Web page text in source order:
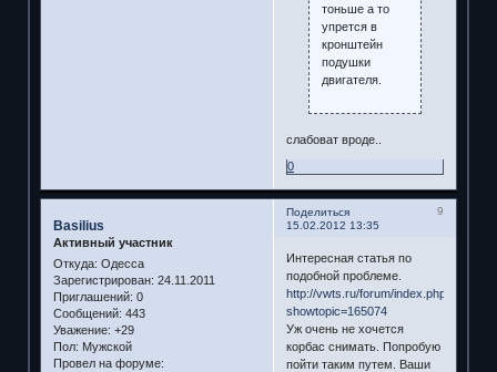
тоньше а то
упрется в
кронштейн
подушки
двигателя.
слабоват вроде..
0
Поделиться
9
15.02.2012 13:35
Basilius
Активный участник
Откуда: Одесса
Зарегистрирован: 24.11.2011
Приглашений: 0
Сообщений: 443
Уважение: +29
Пол: Мужской
Провел на форуме:
Интересная статья по
подобной проблеме.
http://vwts.ru/forum/index.php?
showtopic=165074
Уж очень не хочется
корбас снимать. Попробую
пойти таким путем. Ваши